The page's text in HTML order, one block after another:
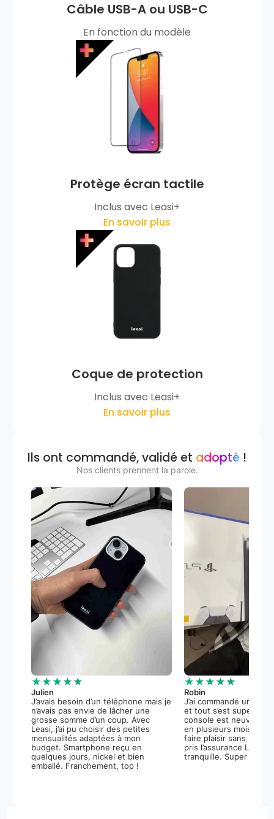
Câble USB-A ou USB-C
En fonction du modèle
Protège écran tactile
Inclus avec Leasi+
En savoir plus
Coque de protection
Inclus avec Leasi+
En savoir plus
Ils ont commandé, validé et adopté !
Nos clients prennent la parole.
★★★★★
Julien
J’avais besoin d’un téléphone mais je
n’avais pas envie de lâcher une
grosse somme d’un coup. Avec
Leasi, j’ai pu choisir des petites
mensualités adaptées à mon
budget. Smartphone reçu en
quelques jours, nickel et bien
emballé. Franchement, top !
★★★★★
Robin
J’ai commandé une
et tout s’est super
console est neuve, et
en plusieurs mois m’a
faire plaisir sans stress.
pris l’assurance
tranquille. Super